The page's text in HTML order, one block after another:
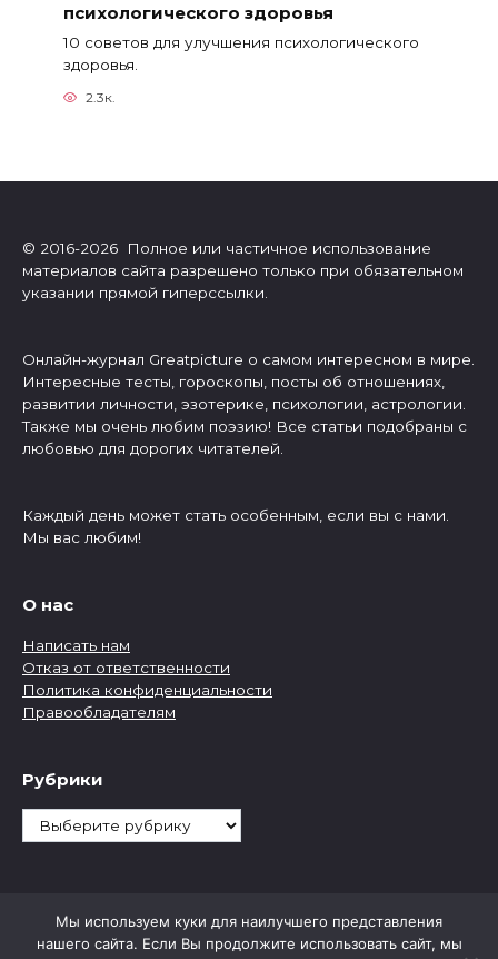
психологического здоровья
10 советов для улучшения психологического
здоровья.
2.3к.
© 2016-2026 Полное или частичное использование
материалов сайта разрешено только при обязательном
указании прямой гиперссылки.
Онлайн-журнал Greatpicture о самом интересном в мире.
Интересные тесты, гороскопы, посты об отношениях,
развитии личности, эзотерике, психологии, астрологии.
Также мы очень любим поэзию! Все статьи подобраны с
любовью для дорогих читателей.
Каждый день может стать особенным, если вы с нами.
Мы вас любим!
О нас
Написать нам
Отказ от ответственности
Политика конфиденциальности
Правообладателям
Рубрики
Рубрики
Мы используем куки для наилучшего представления
нашего сайта. Если Вы продолжите использовать сайт, мы